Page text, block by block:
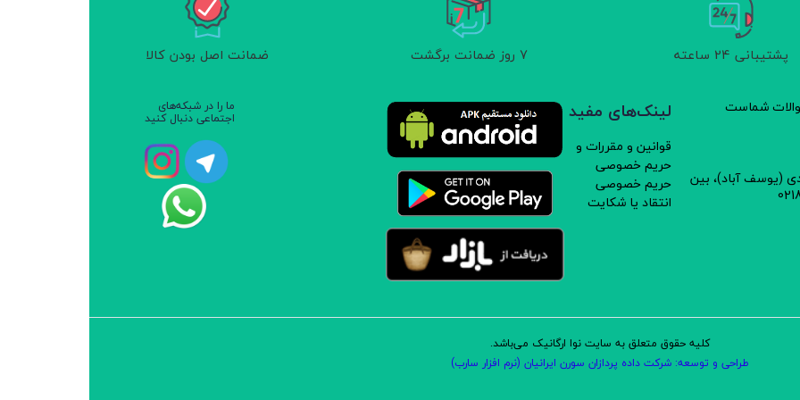
ایمنی
کلیه و مجاری ادرار
پشتیبانی 24 ساعته 7 روز ضمانت برگشت ضمانت اصل بودن کالا
شماست
(یوسف آباد)، بین
لینک‌های مفید
قوانین و مقررات و
حریم خصوصی
حریم خصوصی
انتقاد یا شکایت
ما را در شبکه‌های
اجتماعی دنبال کنید
کلیه حقوق متعلق به سایت نوا ارگانیک می‌باشد.
طراحی و توسعه: شرکت داده پردازان سورن ایرانیان (نرم افزار سارب)